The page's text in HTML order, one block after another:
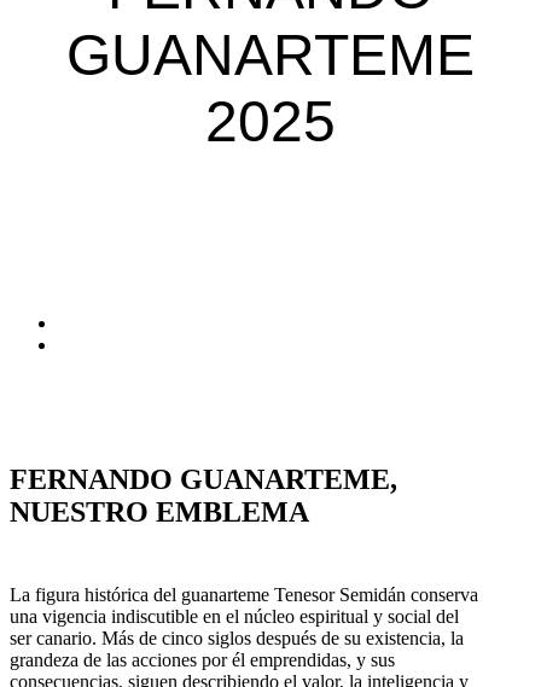
GUANARTEME
2025
FERNANDO GUANARTEME,
NUESTRO EMBLEMA
La figura histórica del guanarteme Tenesor Semidán conserva
una vigencia indiscutible en el núcleo espiritual y social del
ser canario. Más de cinco siglos después de su existencia, la
grandeza de las acciones por él emprendidas, y sus
consecuencias, siguen describiendo el valor, la inteligencia y